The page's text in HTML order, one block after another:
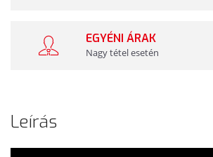
EGYÉNI ÁRAK
Nagy tétel esetén
Leírás